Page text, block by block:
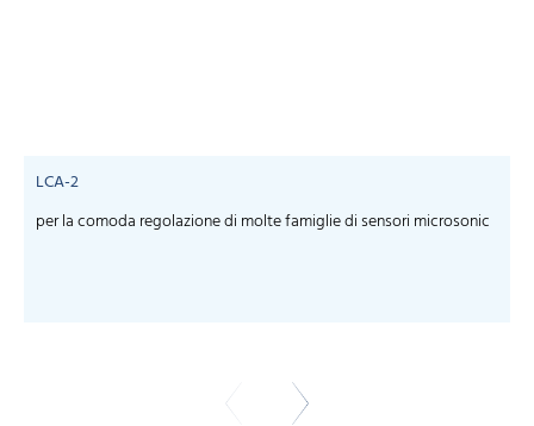
LCA-2
per la comoda regolazione di molte famiglie di sensori microsonic